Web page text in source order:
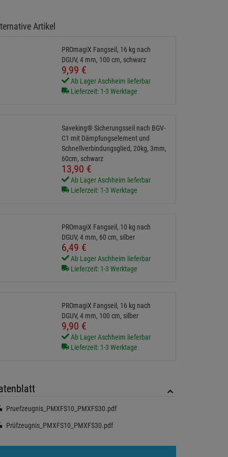
Artikel
PROmagiX Fangseil, 16 kg nach
DGUV, 4 mm, 100 cm, schwarz
9,99 €
Ab Lager Aschheim lieferbar
Lieferzeit: 1-3 Werktage
Saveking® Sicherungsseil nach BGV-
C1 mit Dämpfungselement und
Schnellverbindungsglied, 20kg, 3mm,
60cm, schwarz
13,90 €
Ab Lager Aschheim lieferbar
Lieferzeit: 1-3 Werktage
PROmagiX Fangseil, 10 kg nach
DGUV, 4 mm, 60 cm, silber
6,49 €
Ab Lager Aschheim lieferbar
Lieferzeit: 1-3 Werktage
PROmagiX Fangseil, 16 kg nach
DGUV, 4 mm, 100 cm, silber
9,90 €
Ab Lager Aschheim lieferbar
Lieferzeit: 1-3 Werktage
Pruefzeugnis_PMXFS10_PMXFS30.pdf
Prüfzeugnis_PMXFS10_PMXFS30.pdf